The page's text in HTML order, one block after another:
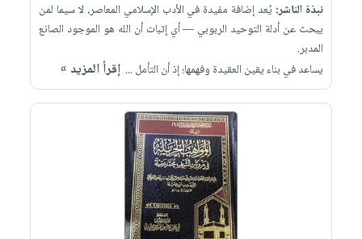
نبذة الناشر: يُعد إضافة مفيدة في الأدب الإسلامي المعاصر، لا سيما لمن
يبحث عن أدلة التوحيد الربوبي — أي إثبات أن الله هو الموجود الصانع
المدبر.
يساعد في بناء يقين العقيدة وفهمها؛ إذ أن التأمل ... إقرأ المزيد »